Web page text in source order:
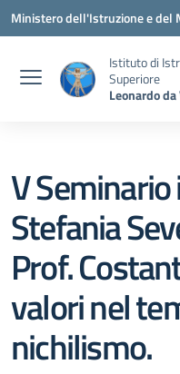
Vai ai contenuti
Vai al menu di navigazione
Vai al footer
Ministero dell'Istruzione e del
Istituto di
Superiore
Leonardo
V
Stefania
Prof.
valori nel
nichilismo.